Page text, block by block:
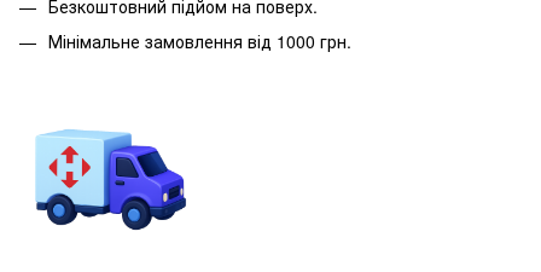
Безкоштовний підйом на поверх.
Мінімальне замовлення від 1000 грн.